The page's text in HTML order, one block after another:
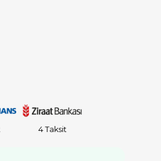
4 Taksit